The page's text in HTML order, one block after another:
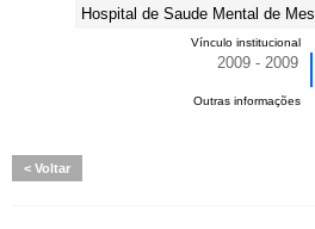
Hospital de Saude Mental de
Vínculo institucional
2009 - 2009
Outras informações
Voltar